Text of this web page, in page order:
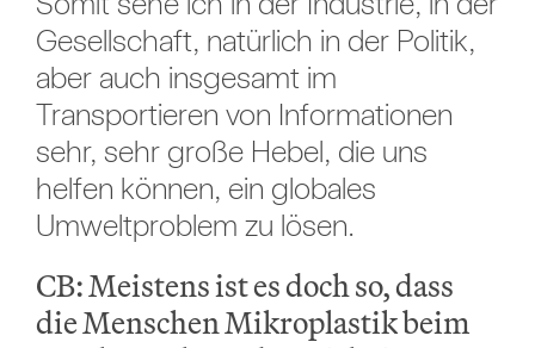
Gesellschaft, natürlich in der Politik,
aber auch insgesamt im
Transportieren von Informationen
sehr, sehr große Hebel, die uns
helfen können, ein globales
Umweltproblem zu lösen.
CB: Meistens ist es doch so, dass
die Menschen Mikroplastik beim